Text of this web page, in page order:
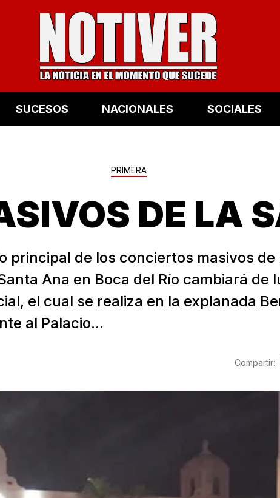
SUCESOS NACIONALES SOCIALES
PRIMERA
DE LA
principal de los conciertos masivos de
Ana en Boca del Río cambiará de
el cual se realiza en la explanada
al Palacio...
Compartir: